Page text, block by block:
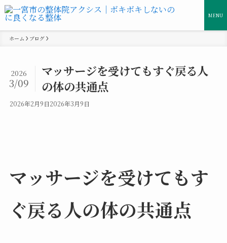
MENU
ホーム ブログ
マッサージを受けてもすぐ戻る人
の体の共通点
2026
3/09
2026年2月9日2026年3月9日
マッサージを受けてもす
ぐ戻る人の体の共通点